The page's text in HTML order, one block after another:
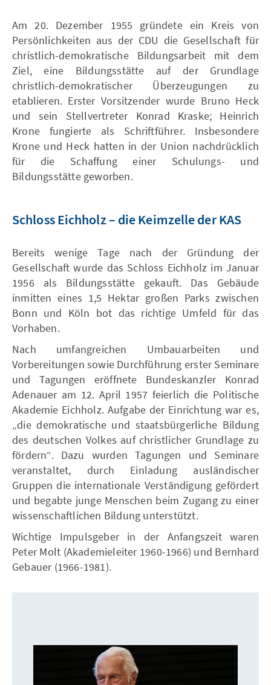
Am 20. Dezember 1955 gründete ein Kreis von
Persönlichkeiten aus der CDU die Gesellschaft für
christlich-demokratische Bildungsarbeit mit dem
Ziel, eine Bildungsstätte auf der Grundlage
christlich-demokratischer Überzeugungen zu
etablieren. Erster Vorsitzender wurde Bruno Heck
und sein Stellvertreter Konrad Kraske; Heinrich
Krone fungierte als Schriftführer. Insbesondere
Krone und Heck hatten in der Union nachdrücklich
für die Schaffung einer Schulungs- und
Bildungsstätte geworben.
Schloss Eichholz – die Keimzelle der KAS
Bereits wenige Tage nach der Gründung der
Gesellschaft wurde das Schloss Eichholz im Januar
1956 als Bildungsstätte gekauft. Das Gebäude
inmitten eines 1,5 Hektar großen Parks zwischen
Bonn und Köln bot das richtige Umfeld für das
Vorhaben.
Nach umfangreichen Umbauarbeiten und
Vorbereitungen sowie Durchführung erster Seminare
und Tagungen eröffnete Bundeskanzler Konrad
Adenauer am 12. April 1957 feierlich die Politische
Akademie Eichholz. Aufgabe der Einrichtung war es,
„die demokratische und staatsbürgerliche Bildung
des deutschen Volkes auf christlicher Grundlage zu
fördern“. Dazu wurden Tagungen und Seminare
veranstaltet, durch Einladung ausländischer
Gruppen die internationale Verständigung gefördert
und begabte junge Menschen beim Zugang zu einer
wissenschaftlichen Bildung unterstützt.
Wichtige Impulsgeber in der Anfangszeit waren
Peter Molt (Akademieleiter 1960-1966) und Bernhard
Gebauer (1966-1981).